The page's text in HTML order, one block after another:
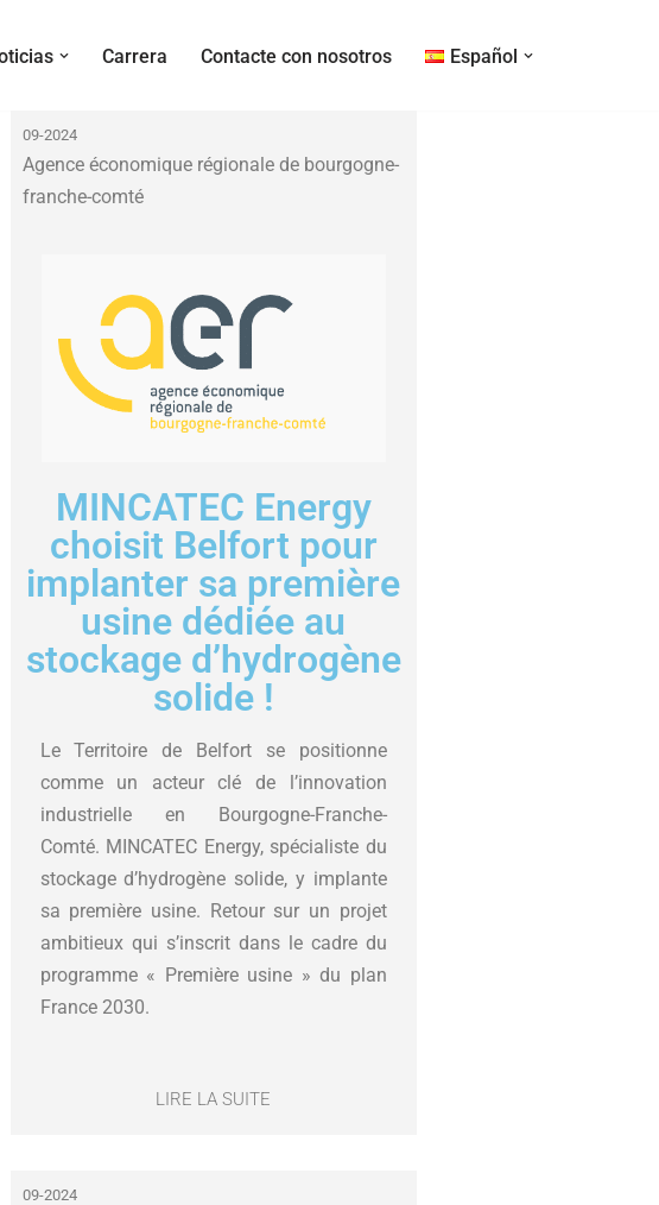
Carrera Contacte con nosotros Español
09-2024
Agence économique régionale de bourgogne-
franche-comté
MINCATEC Energy
choisit Belfort pour
implanter sa première
usine dédiée au
stockage d’hydrogène
solide !
Le Territoire de Belfort se positionne
comme un acteur clé de l’innovation
industrielle en Bourgogne-Franche-
Comté. MINCATEC Energy, spécialiste du
stockage d’hydrogène solide, y implante
sa première usine. Retour sur un projet
ambitieux qui s’inscrit dans le cadre du
programme « Première usine » du plan
France 2030.
LIRE LA SUITE
09-2024